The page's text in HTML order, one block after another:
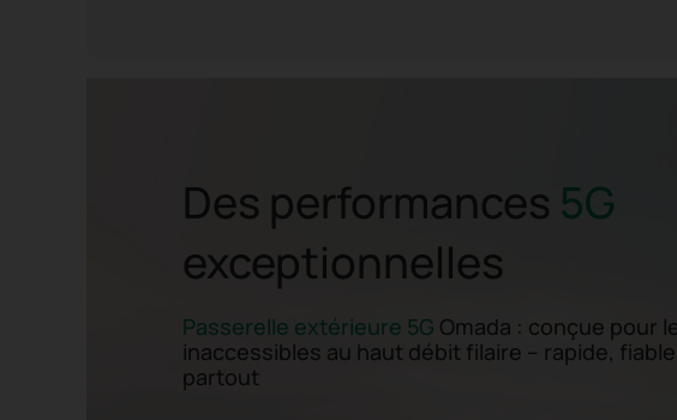
Des performances 5G
exceptionnelles
Passerelle extérieure 5G Omada : conçue pour
inaccessibles au haut débit filaire – rapide,
partout